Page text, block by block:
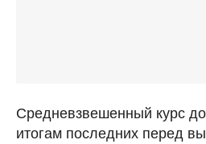
Средневзвешенный курс
итогам последних перед